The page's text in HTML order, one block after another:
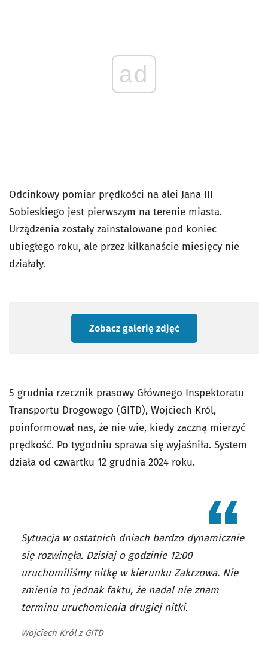
ad
Odcinkowy pomiar prędkości na alei Jana III
Sobieskiego jest pierwszym na terenie miasta.
Urządzenia zostały zainstalowane pod koniec
ubiegłego roku, ale przez kilkanaście miesięcy nie
działały.
Zobacz galerię zdjęć
5 grudnia rzecznik prasowy Głównego Inspektoratu
Transportu Drogowego (GITD), Wojciech Król,
poinformował nas, że nie wie, kiedy zaczną mierzyć
prędkość. Po tygodniu sprawa się wyjaśniła. System
działa od czwartku 12 grudnia 2024 roku.
Sytuacja w ostatnich dniach bardzo dynamicznie
się rozwinęła. Dzisiaj o godzinie 12:00
uruchomiliśmy nitkę w kierunku Zakrzowa. Nie
zmienia to jednak faktu, że nadal nie znam
terminu uruchomienia drugiej nitki.
Wojciech Król z GITD